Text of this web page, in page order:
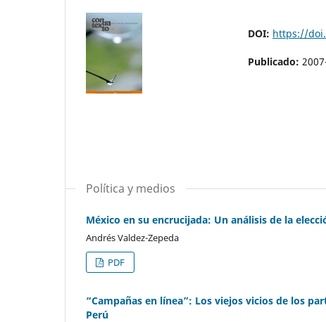
DOI: https://
Publicado:
Política y medios
México en su encrucijada: Un análisis de la
Andrés Valdez-Zepeda
PDF
“Campañas en línea”: Los viejos vicios de los
Perú